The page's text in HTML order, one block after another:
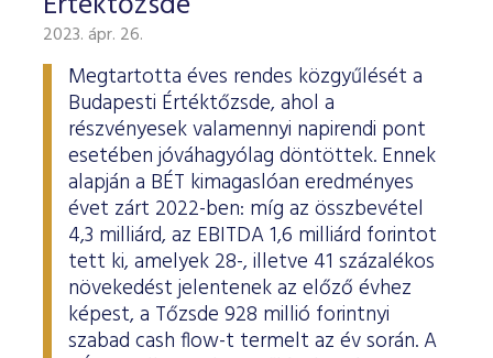
2023. ápr. 26.
Megtartotta éves rendes közgyűlését a
Budapesti Értéktőzsde, ahol a
részvényesek valamennyi napirendi pont
esetében jóváhagyólag döntöttek. Ennek
alapján a BÉT kimagaslóan eredményes
évet zárt 2022-ben: míg az összbevétel
4,3 milliárd, az EBITDA 1,6 milliárd forintot
tett ki, amelyek 28-, illetve 41 százalékos
növekedést jelentenek az előző évhez
képest, a Tőzsde 928 millió forintnyi
szabad cash flow-t termelt az év során. A